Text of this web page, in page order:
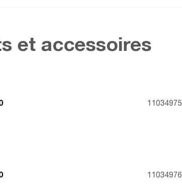
et accessoires
11034975
11034976